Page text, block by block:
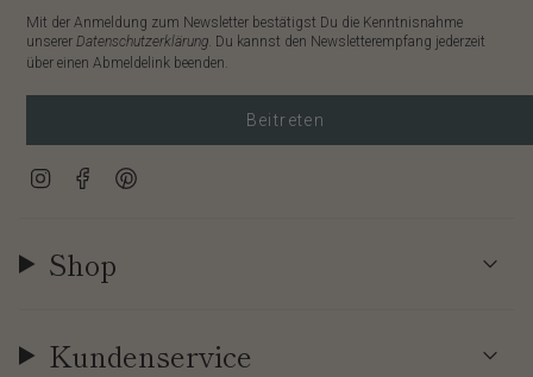
Mit der Anmeldung zum Newsletter bestätigst Du die Kenntnisnahme
unserer Datenschutzerklärung. Du kannst den Newsletterempfang jederzeit
über einen Abmeldelink beenden.
Beitreten
InstagramFacebook
Shop
Kundenservice